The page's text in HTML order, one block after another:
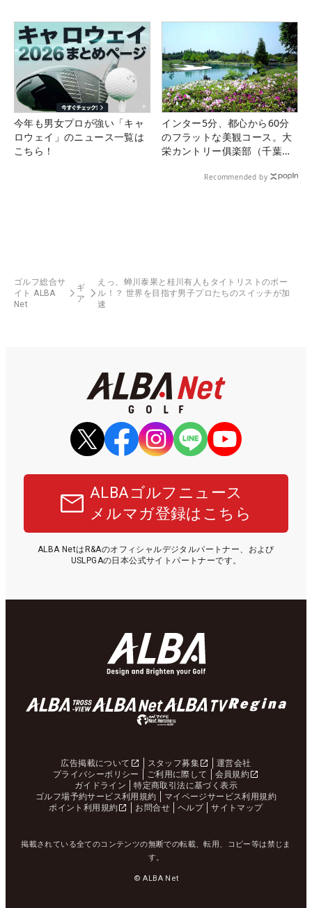
今年も男女プロが強い「キャ
ロウェイ」のニュース一覧は
こちら！
インター5分、都心から60分
のフラットな美観コース。大
栄カントリー俱楽部（千葉
Recommended by
ゴルフ総合サ
イト ALBA
Net
ギ
ア
えっ、蝉川泰果と桂川有人もタイトリストのボー
ル！？ 世界を目指す男子プロたちのスイッチが加
速
ALBAゴルフニュース
メルマガ登録はこちら
ALBA NetはR&Aのオフィシャルデジタルパートナー、および
USLPGAの日本公式サイトパートナーです。
広告掲載について スタッフ募集
運営会社
プライバシーポリシー
ご利用に際して
会員規約
ガイドライン
特定商取引法に基づく表示
ゴルフ場予約サービス利用規約
マイページサービス利用規約
ポイント利用規約
お問合せ ヘルプ サイトマップ
掲載されている全てのコンテンツの無断での転載、転用、コピー等は禁じま
す。
© ALBA Net